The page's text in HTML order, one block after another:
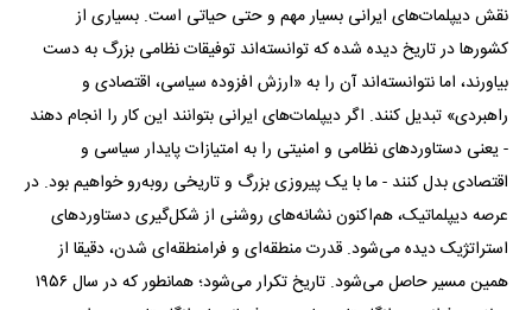
نقش دیپلمات‌های ایرانی بسیار مهم و حتی حیاتی است. بسیاری از
کشورها در تاریخ دیده شده که توانسته‌اند توفیقات نظامی بزرگ به دست
بیاورند، اما نتوانسته‌اند آن را به «ارزش افزوده سیاسی، اقتصادی و
راهبردی» تبدیل کنند. اگر دیپلمات‌های ایرانی بتوانند این کار را انجام دهند
- یعنی دستاوردهای نظامی و امنیتی را به امتیازات پایدار سیاسی و
اقتصادی بدل کنند - ما با یک پیروزی بزرگ و تاریخی روبه‌رو خواهیم بود. در
عرصه دیپلماتیک، هم‌اکنون نشانه‌های روشنی از شکل‌گیری دستاوردهای
استراتژیک دیده می‌شود. قدرت منطقه‌ای و فرامنطقه‌ای شدن، دقیقا از
همین مسیر حاصل می‌شود. تاریخ تکرار می‌شود؛ همانطور که در سال ۱۹۵۶